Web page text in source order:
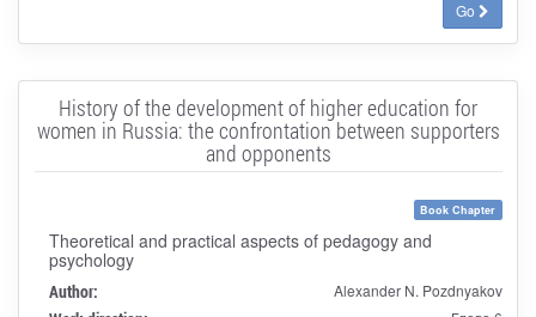
Go
History of the development of higher education for
women in Russia: the confrontation between supporters
and opponents
Book Chapter
Theoretical and practical aspects of pedagogy and
psychology
Author: Alexander N. Pozdnyakov